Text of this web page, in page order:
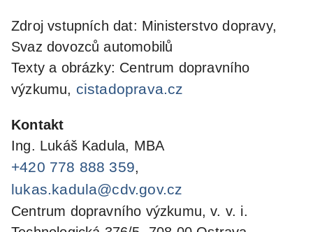
Zdroj vstupních dat: Ministerstvo dopravy,
Svaz dovozců automobilů
Texty a obrázky: Centrum dopravního
výzkumu, cistadoprava.cz
Kontakt
Ing. Lukáš Kadula, MBA
+420 778 888 359,
lukas.kadula@cdv.gov.cz
Centrum dopravního výzkumu, v. v. i.